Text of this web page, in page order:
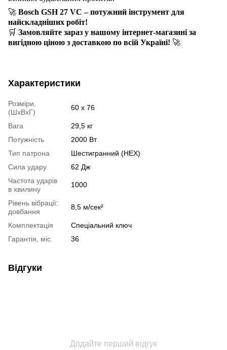
🚀 Bosch GSH 27 VC – потужний інструмент для
найскладніших робіт!
🛒 Замовляйте зараз у нашому інтернет-магазині за
вигідною ціною з доставкою по всій Україні! 🚀
Характеристики
Розміри,
(ШхВхГ)
60 х 76
Вага
29,5 кг
Потужність
2000 Вт
Тип патрона
Шестигранний (HEX)
Сила удару
62 Дж
Частота ударів
в хвилину
1000
Рівень вібрації:
довбання
8,5 м/сек²
Комплектація
Спеціальний ключ
Гарантія, міс
36
Відгуки
Додайте перший відгук